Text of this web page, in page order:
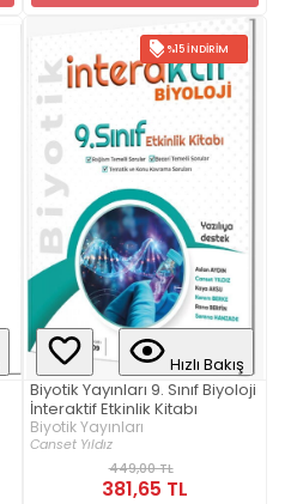
%15 İNDIRIM
Hızlı Bakış
Biyotik Yayınları 9. Sınıf Biyoloji
İnteraktif Etkinlik Kitabı
Biyotik Yayınları
Canset Yıldız
449,00 TL
381,65 TL